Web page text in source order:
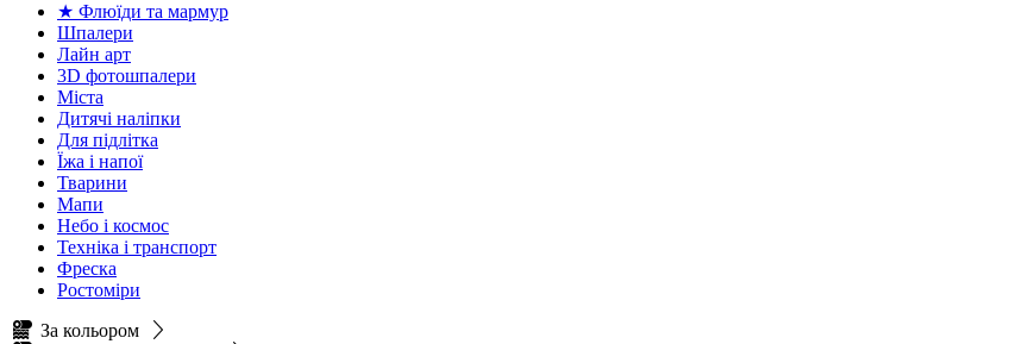
★ Флюїди та мармур
Шпалери
Лайн арт
3D фотошпалери
Міста
Дитячі наліпки
Для підлітка
Їжа і напої
Тварини
Мапи
Небо і космос
Техніка і транспорт
Фреска
Ростоміри
За кольором